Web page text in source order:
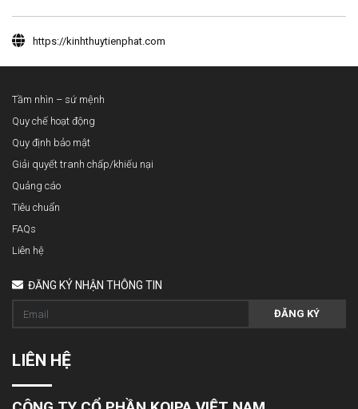
https://kinhthuytienphat.com
Tầm nhìn – sứ mệnh
Quy chế hoạt động
Quy định bảo mật
Giải quyết tranh chấp/khiếu nại
Quảng cáo
Tiêu chuẩn
FAQs
Liên hệ
ĐĂNG KÝ NHẬN THÔNG TIN
ĐĂNG KÝ
LIÊN HỆ